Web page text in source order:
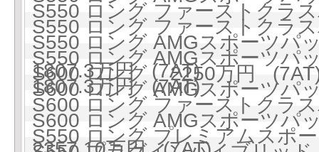
S550 ロング ファーストク
S550 ロング ファーストク
S550 ロング AMGスポーツ
1807.3万円 (7AT)
S550 ロング AMGスポーツ
1807.3万円 (7AT)
S600 ロング 2250万円
S600 ロング AMGスポーツ
S600 ロング ファーストク
S600 ロング AMGスポーツ
S550 ロング プレミアムス